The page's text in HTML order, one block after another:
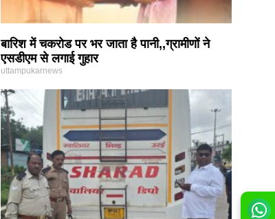
बारिश में चकरोड पर भर जाता है पानी,,ग्रामीणों ने
एसडीएम से लगाई गुहार
uttampukarnews